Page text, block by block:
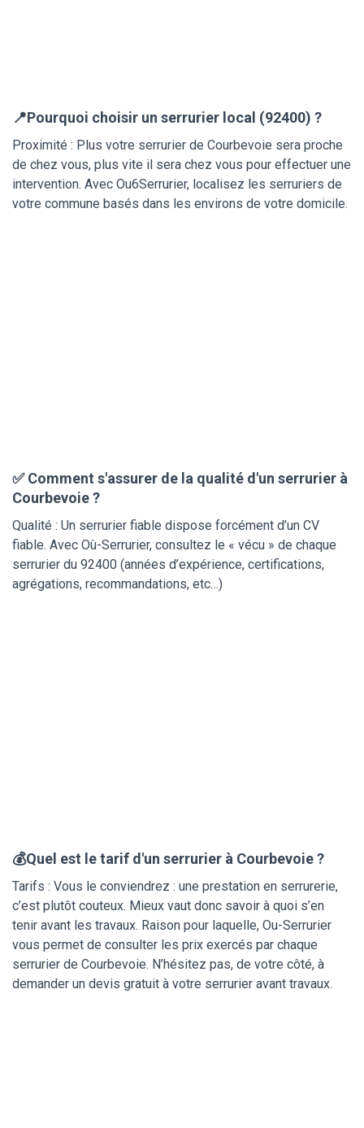
📍Pourquoi choisir un serrurier local (92400) ?
Proximité : Plus votre serrurier de Courbevoie sera proche
de chez vous, plus vite il sera chez vous pour effectuer une
intervention. Avec Ou6Serrurier, localisez les serruriers de
votre commune basés dans les environs de votre domicile.
✅ Comment s'assurer de la qualité d'un serrurier à
Courbevoie ?
Qualité : Un serrurier fiable dispose forcément d’un CV
fiable. Avec Où-Serrurier, consultez le « vécu » de chaque
serrurier du 92400 (années d’expérience, certifications,
agrégations, recommandations, etc…)
💰Quel est le tarif d'un serrurier à Courbevoie ?
Tarifs : Vous le conviendrez : une prestation en serrurerie,
c’est plutôt couteux. Mieux vaut donc savoir à quoi s’en
tenir avant les travaux. Raison pour laquelle, Ou-Serrurier
vous permet de consulter les prix exercés par chaque
serrurier de Courbevoie. N’hésitez pas, de votre côté, à
demander un devis gratuit à votre serrurier avant travaux.